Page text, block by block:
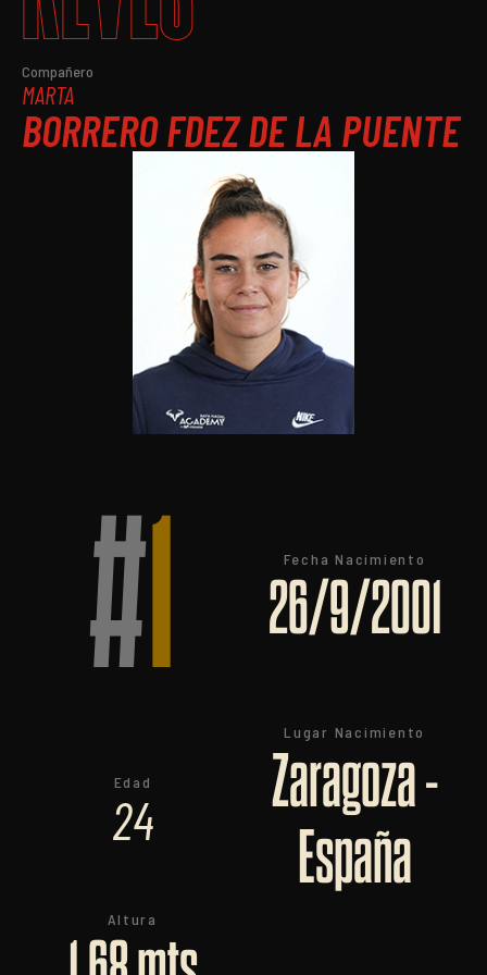
Compañero
MARTA
BORRERO FDEZ DE LA PUENTE
#1 Fecha Nacimiento
26/9/2001
Edad
24
Lugar Nacimiento
Zaragoza -
España
Altura